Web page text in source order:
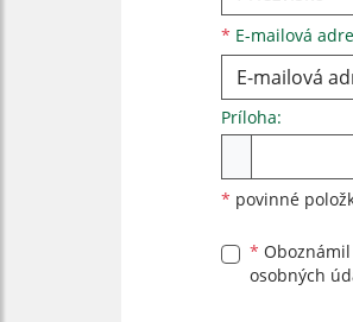
* E-mailová
Príloha:
* povinné
*
osobných